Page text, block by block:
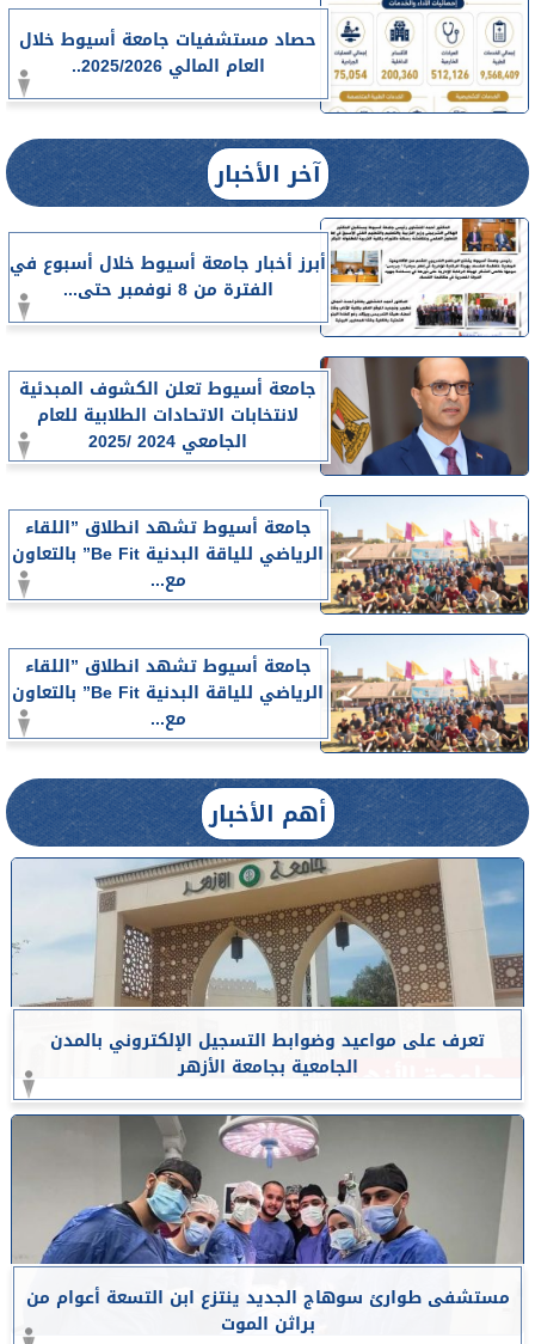
حصاد مستشفيات جامعة أسيوط خلال
العام المالي 2025/2026..
آخر الأخبار
أبرز أخبار جامعة أسيوط خلال أسبوع في
الفترة من 8 نوفمبر حتى...
جامعة أسيوط تعلن الكشوف المبدئية
لانتخابات الاتحادات الطلابية للعام
الجامعي 2024 /2025
جامعة أسيوط تشهد انطلاق ”اللقاء
الرياضي للياقة البدنية Be Fit” بالتعاون
مع...
جامعة أسيوط تشهد انطلاق ”اللقاء
الرياضي للياقة البدنية Be Fit” بالتعاون
مع...
أهم الأخبار
تعرف على مواعيد وضوابط التسجيل الإلكتروني بالمدن
الجامعية بجامعة الأزهر
مستشفى طوارئ سوهاج الجديد ينتزع ابن التسعة أعوام من
براثن الموت